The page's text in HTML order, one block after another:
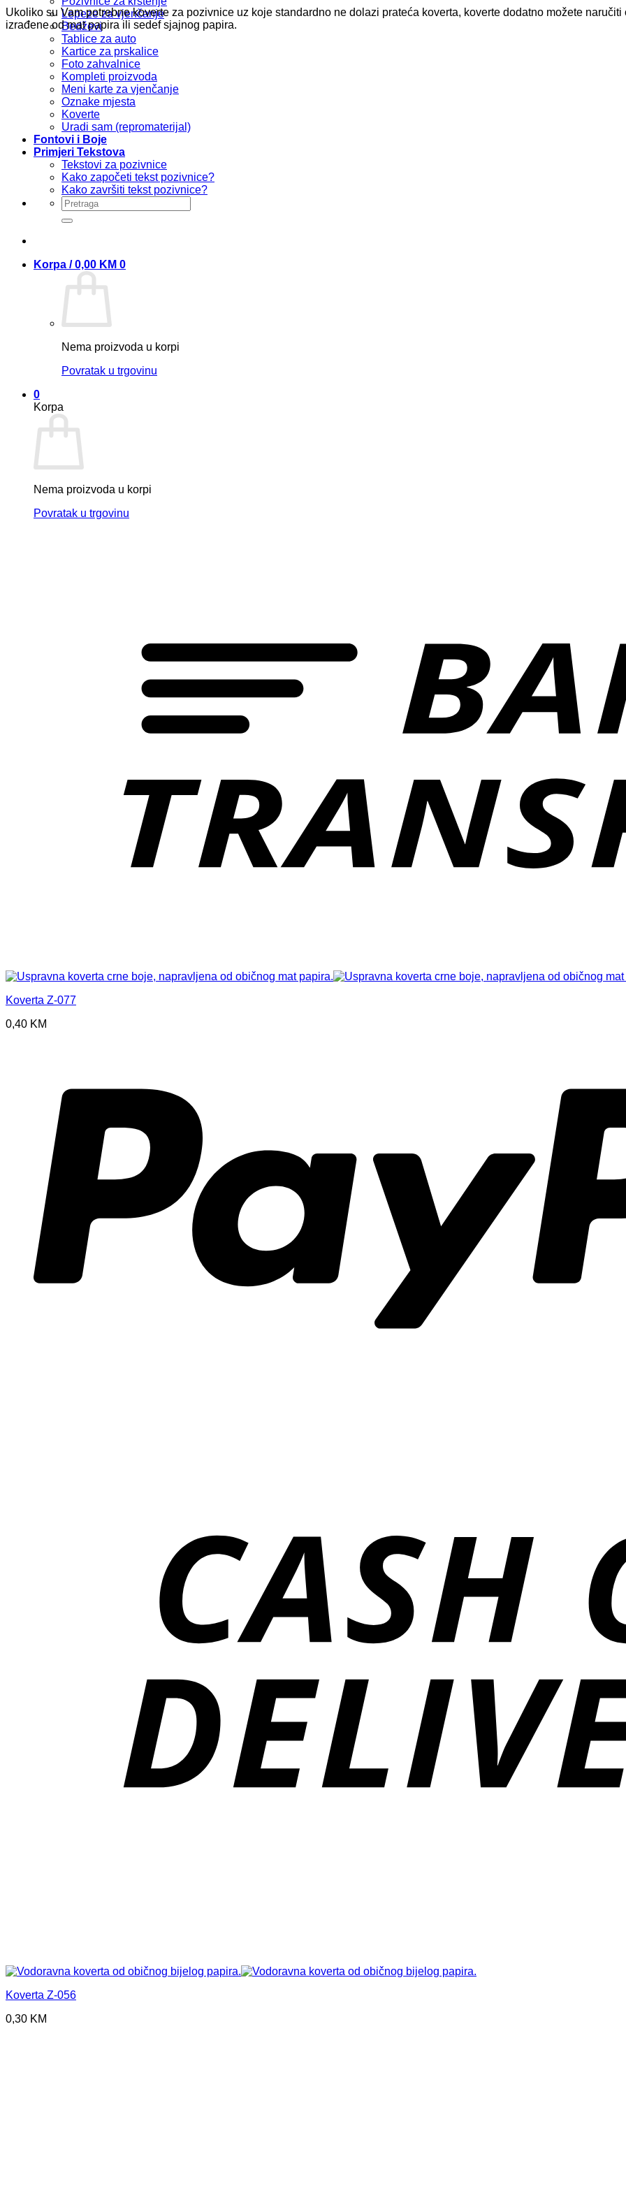
Lepeze za vjenčanje
Bedževi
Tablice za auto
Kartice za prskalice
Foto zahvalnice
Kompleti proizvoda
Meni karte za vjenčanje
Oznake mjesta
Koverte
Uradi sam (repromaterijal)
Fontovi i Boje
Primjeri Tekstova
Tekstovi za pozivnice
Kako započeti tekst pozivnice?
Kako završiti tekst pozivnice?
Pretraži:
Korpa /0,00 KM 0
Nema proizvoda u korpi
Povratak u trgovinu
0
Korpa
Nema proizvoda u korpi
Povratak u trgovinu
Ukoliko su Vam potrebne koverte za pozivnice uz koje standardno ne dolazi prateća koverta, koverte dodatno možete
izrađene od mat papira ili sedef sjajnog papira.
Koverta Z-077
0,40 KM
Koverta Z-056
0,30 KM